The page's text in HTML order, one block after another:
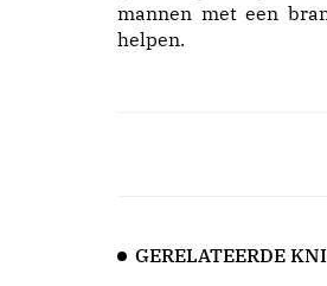
mannen met een
helpen.
GERELATEERDE